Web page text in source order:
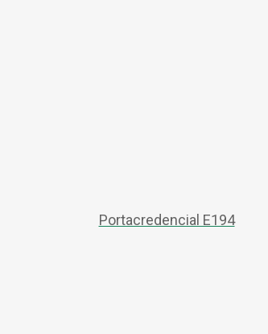
Portacredencial E194